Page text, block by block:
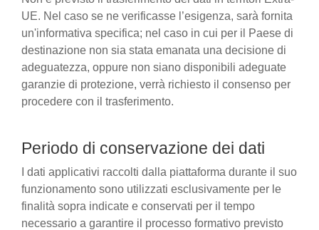
UE. Nel caso se ne verificasse l’esigenza, sarà fornita
un'informativa specifica; nel caso in cui per il Paese di
destinazione non sia stata emanata una decisione di
adeguatezza, oppure non siano disponibili adeguate
garanzie di protezione, verrà richiesto il consenso per
procedere con il trasferimento.
Periodo di conservazione dei dati
I dati applicativi raccolti dalla piattaforma durante il suo
funzionamento sono utilizzati esclusivamente per le
finalità sopra indicate e conservati per il tempo
necessario a garantire il processo formativo previsto